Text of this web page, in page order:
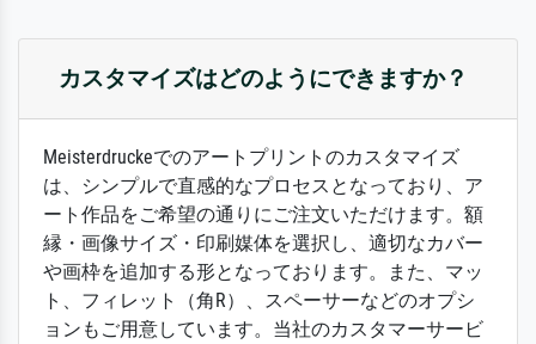
カスタマイズはどのようにできますか？
Meisterdruckeでのアートプリントのカスタマイズ
は、シンプルで直感的なプロセスとなっており、ア
ート作品をご希望の通りにご注文いただけます。額
縁・画像サイズ・印刷媒体を選択し、適切なカバー
や画枠を追加する形となっております。また、マッ
ト、フィレット（角R）、スペーサーなどのオプシ
ョンもご用意しています。当社のカスタマーサービ